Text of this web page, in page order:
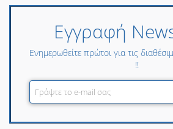
Εγγραφή
Ενημερωθείτε πρώτοι για τις
!!